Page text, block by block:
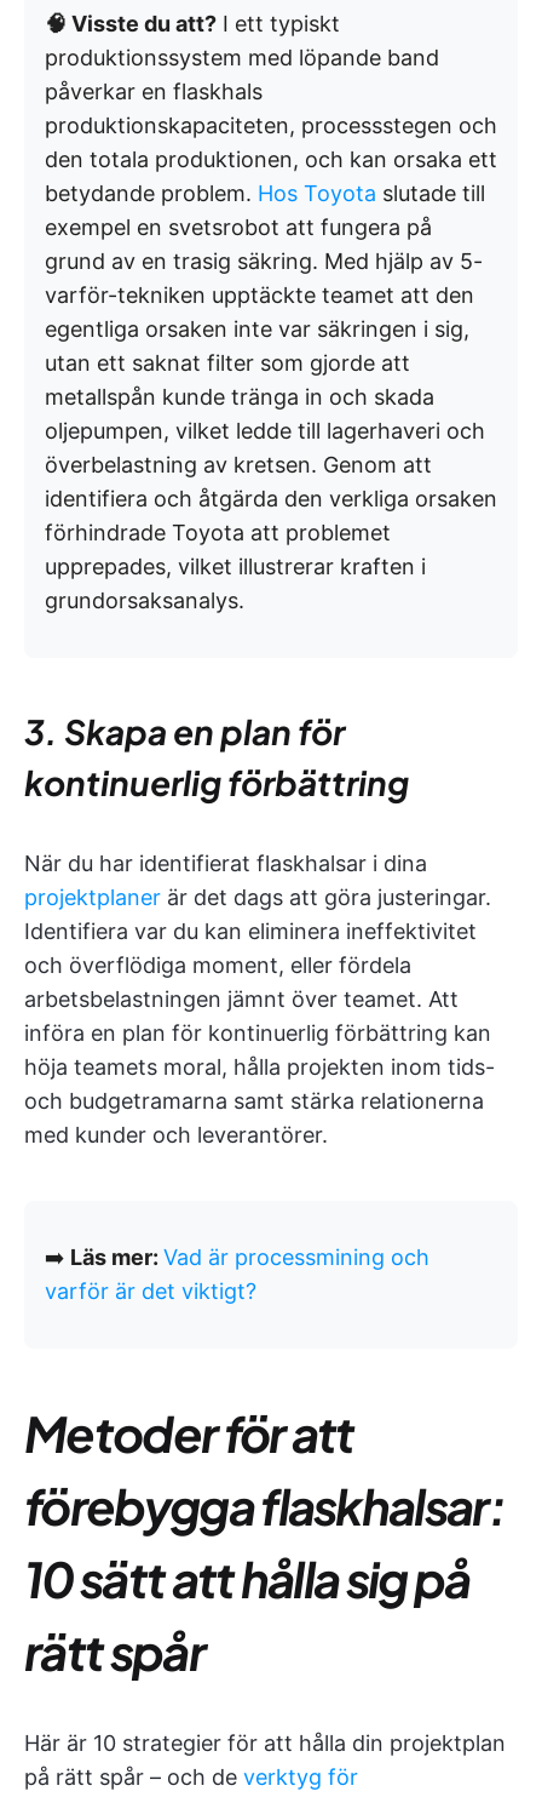
🧠 Visste du att? I ett typiskt
produktionssystem med löpande band
påverkar en flaskhals
produktionskapaciteten, processstegen och
den totala produktionen, och kan orsaka ett
betydande problem. Hos Toyota slutade till
exempel en svetsrobot att fungera på
grund av en trasig säkring. Med hjälp av 5-
varför-tekniken upptäckte teamet att den
egentliga orsaken inte var säkringen i sig,
utan ett saknat filter som gjorde att
metallspån kunde tränga in och skada
oljepumpen, vilket ledde till lagerhaveri och
överbelastning av kretsen. Genom att
identifiera och åtgärda den verkliga orsaken
förhindrade Toyota att problemet
upprepades, vilket illustrerar kraften i
grundorsaksanalys.
3. Skapa en plan för
kontinuerlig förbättring
När du har identifierat flaskhalsar i dina
projektplaner är det dags att göra justeringar.
Identifiera var du kan eliminera ineffektivitet
och överflödiga moment, eller fördela
arbetsbelastningen jämnt över teamet. Att
införa en plan för kontinuerlig förbättring kan
höja teamets moral, hålla projekten inom tids-
och budgetramarna samt stärka relationerna
med kunder och leverantörer.
➡️ Läs mer: Vad är processmining och
varför är det viktigt?
Metoder för att
förebygga flaskhalsar:
10 sätt att hålla sig på
rätt spår
Här är 10 strategier för att hålla din projektplan
på rätt spår – och de verktyg för